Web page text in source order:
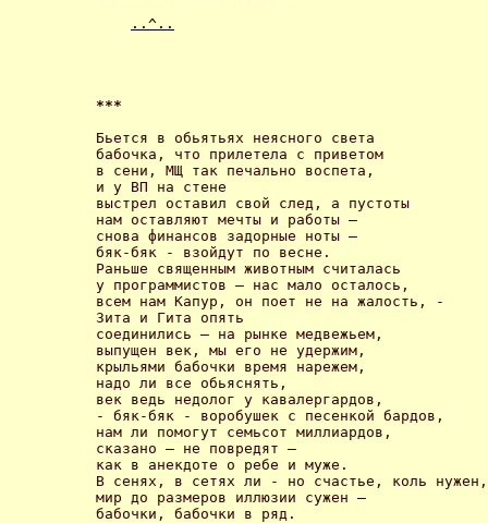
..^..
***
Бьется в обьятьях неясного света
бабочка, что прилетела с приветом
в сени, МЩ так печально воcпета,
и у ВП на стене
выстрел оставил свой след, а пустоты
нам оставляют мечты и работы –
снова финансов задорные ноты –
бяк-бяк - взойдут по весне.
Раньше священным животным считалась
у программистов – нас мало осталось,
всем нам Капур, он поeт не на жалость, -
Зита и Гита опять
соединились – на рынке медвежьем,
выпущен век, мы его не удержим,
крыльями бабочки время нарежем,
надо ли все обьяснять,
век ведь недолог у кавалергардов,
- бяк-бяк - воробушек с песенкой бардов,
нам ли помогут семьсот миллиардов,
сказано – не повредят –
как в анекдоте о ребе и муже.
В сенях, в сетях ли - но счастье, коль нужен,
мир до размеров иллюзии сужен –
бабочки, бабочки в ряд.